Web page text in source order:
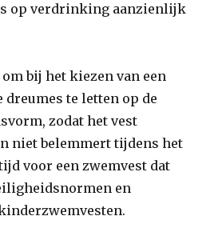
op verdrinking aanzienlijk
bij het kiezen van een
dreumes te letten op de
zodat het vest
niet belemmert tijdens het
voor een zwemvest dat
en